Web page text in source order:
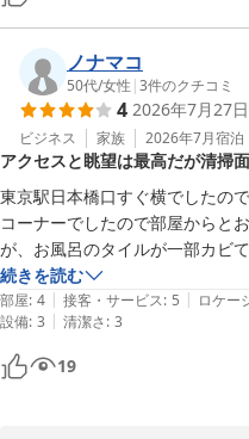
ノナマコ
50代/女性 |3件のクチコミ
4 2026年7月27日
ビジネス 家族 2026年7月宿泊
アクセスと眺望は最高だが清掃
東京駅日本橋口すぐ横でしたの
コーナーでしたので部屋からと
が、お風呂のタイルが一部カビ
ヤーの入れ物に上部全体に少し
れ以外はフロントやポーターの
したが、急な仕事が入り朝食が
けなかったので、食べる事が出
食べてみたいです。
続きを読む
部屋: 4 | 接客・サービス: 5 | ロケー
設備: 3 | 清潔さ: 3
19